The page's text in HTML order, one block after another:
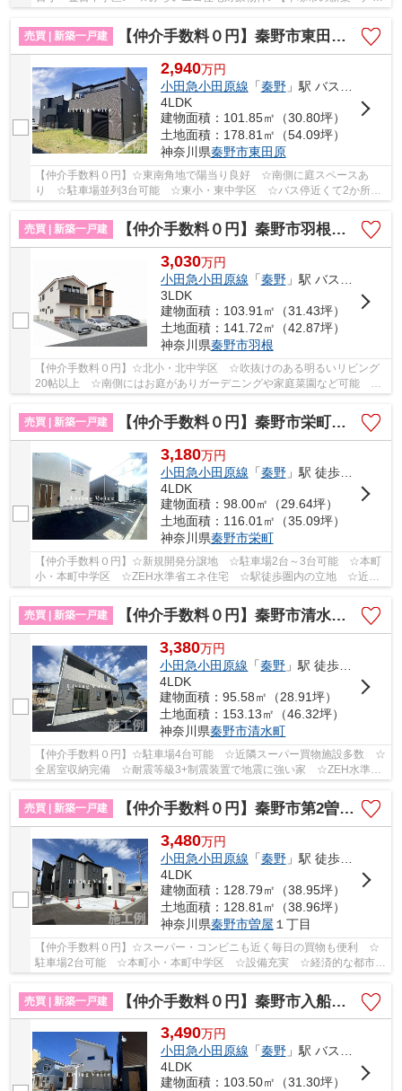
売買 | 新築一戸建
【仲介手数料０円】秦野市東田原 新築一戸建て
2,940万円
小田急小田原線 「秦野」駅 バス15分 「東田原神社前」 停歩2分
4LDK
建物面積：101.85㎡（30.80坪）
土地面積：178.81㎡（54.09坪）
神奈川県秦野市東田原
【仲介手数料０円】☆東南角地で陽当り良好 ☆南側に庭スペースあ
り ☆駐車場並列3台可能 ☆東小・東中学区 ☆バス停近くて2か所利
売買 | 新築一戸建
【仲介手数料０円】秦野市羽根 新築一戸建て 1号棟 全2棟
3,030万円
小田急小田原線 「秦野」駅 バス15分 「羽根（神奈川県）」 停歩1分
3LDK
建物面積：103.91㎡（31.43坪）
土地面積：141.72㎡（42.87坪）
神奈川県秦野市羽根
【仲介手数料０円】☆北小・北中学区 ☆吹抜けのある明るいリビング
20帖以上 ☆南側にはお庭がありガーデニングや家庭菜園など可能
売買 | 新築一戸建
【仲介手数料０円】秦野市栄町第1 新築一戸建て 6号棟 全6棟
3,180万円
小田急小田原線 「秦野」駅 徒歩13分
4LDK
建物面積：98.00㎡（29.64坪）
土地面積：116.01㎡（35.09坪）
神奈川県秦野市栄町
【仲介手数料０円】☆新規開発分譲地 ☆駐車場2台～3台可能 ☆本町
小・本町中学区 ☆ZEH水準省エネ住宅 ☆駅徒歩圏内の立地 ☆近隣
売買 | 新築一戸建
【仲介手数料０円】秦野市清水町第1 新築一戸建て
3,380万円
小田急小田原線 「秦野 」駅 徒歩19分
4LDK
建物面積：95.58㎡（28.91坪）
土地面積：153.13㎡（46.32坪）
神奈川県秦野市清水町
【仲介手数料０円】☆駐車場4台可能 ☆近隣スーパー買物施設多数 ☆
全居室収納完備 ☆耐震等級3+制震装置で地震に強い家 ☆ZEH水準省
エネ住宅 ☆南小・南中学区 ☆天候に左右されないイ...
売買 | 新築一戸建
【仲介手数料０円】秦野市第2曽屋 新築一戸建て 全9棟
3,480万円
小田急小田原線 「秦野」駅 徒歩15分
4LDK
建物面積：128.79㎡（38.95坪）
土地面積：128.81㎡（38.96坪）
神奈川県秦野市曽屋 １丁目
【仲介手数料０円】☆スーパー・コンビニも近く毎日の買物も便利 ☆
駐車場2台可能 ☆本町小・本町中学区 ☆設備充実 ☆経済的な都市ガ
ス設備 ☆駅徒歩圏内の立地 ☆長期優良住宅♪ 【秦...
売買 | 新築一戸建
【仲介手数料０円】秦野市入船町 新築一戸建て 全3棟
3,490万円
小田急小田原線 「秦野」駅 バス13分 「末広小学校前（神奈川県）」 停歩2分
4LDK
建物面積：103.50㎡（31.30坪）